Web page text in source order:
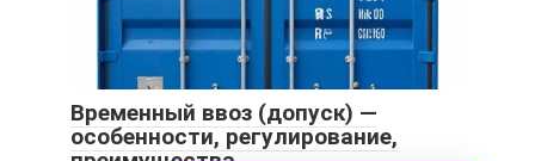
Временный ввоз (допуск) —
особенности, регулирование,